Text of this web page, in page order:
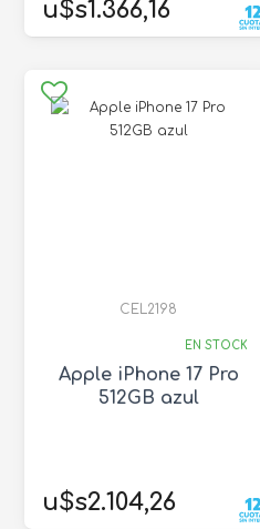
u$s1.366,16
CEL2198
EN STOCK
Apple iPhone 17 Pro
512GB azul
u$s2.104,26